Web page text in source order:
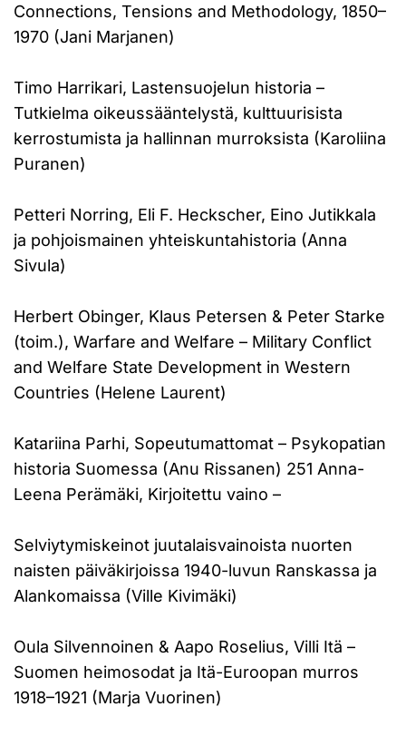
Connections, Tensions and Methodology, 1850–
1970 (Jani Marjanen)
Timo Harrikari, Lastensuojelun historia –
Tutkielma oikeussääntelystä, kulttuurisista
kerrostumista ja hallinnan murroksista (Karoliina
Puranen)
Petteri Norring, Eli F. Heckscher, Eino Jutikkala
ja pohjoismainen yhteiskuntahistoria (Anna
Sivula)
Herbert Obinger, Klaus Petersen & Peter Starke
(toim.), Warfare and Welfare – Military Conflict
and Welfare State Development in Western
Countries (Helene Laurent)
Katariina Parhi, Sopeutumattomat – Psykopatian
historia Suomessa (Anu Rissanen) 251 Anna-
Leena Perämäki, Kirjoitettu vaino –
Selviytymiskeinot juutalaisvainoista nuorten
naisten päiväkirjoissa 1940-luvun Ranskassa ja
Alankomaissa (Ville Kivimäki)
Oula Silvennoinen & Aapo Roselius, Villi Itä –
Suomen heimosodat ja Itä-Euroopan murros
1918–1921 (Marja Vuorinen)